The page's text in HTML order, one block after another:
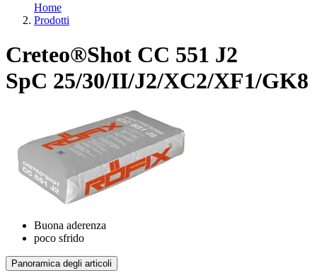
Home
Prodotti
Creteo®Shot CC 551 J2
SpC 25/30/II/J2/XC2/XF1/GK8
Buona aderenza
poco sfrido
Panoramica degli articoli